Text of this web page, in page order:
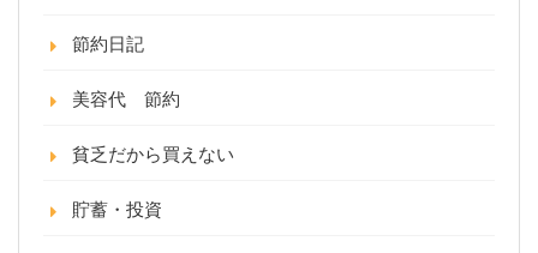
節約日記
美容代 節約
貧乏だから買えない
貯蓄・投資